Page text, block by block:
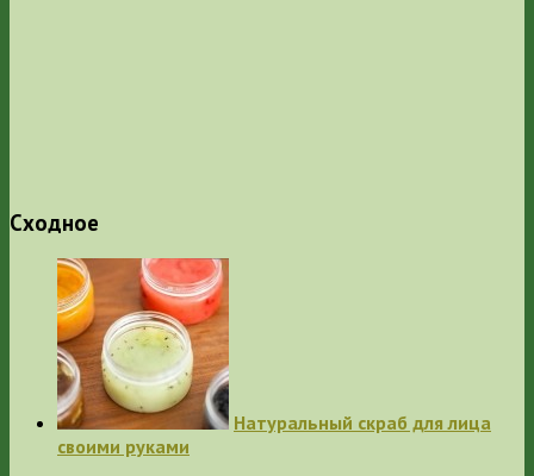
Сходное
Натуральный скраб для лица
своими руками